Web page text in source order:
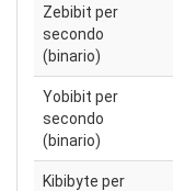
Zebibit per
secondo
(binario)
Yobibit per
secondo
(binario)
Kibibyte per